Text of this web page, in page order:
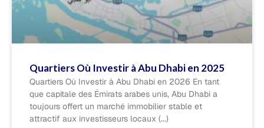
Quartiers Où Investir à Abu Dhabi en 2025
Quartiers Où Investir à Abu Dhabi en 2026 En tant
que capitale des Émirats arabes unis, Abu Dhabi a
toujours offert un marché immobilier stable et
attractif aux investisseurs locaux